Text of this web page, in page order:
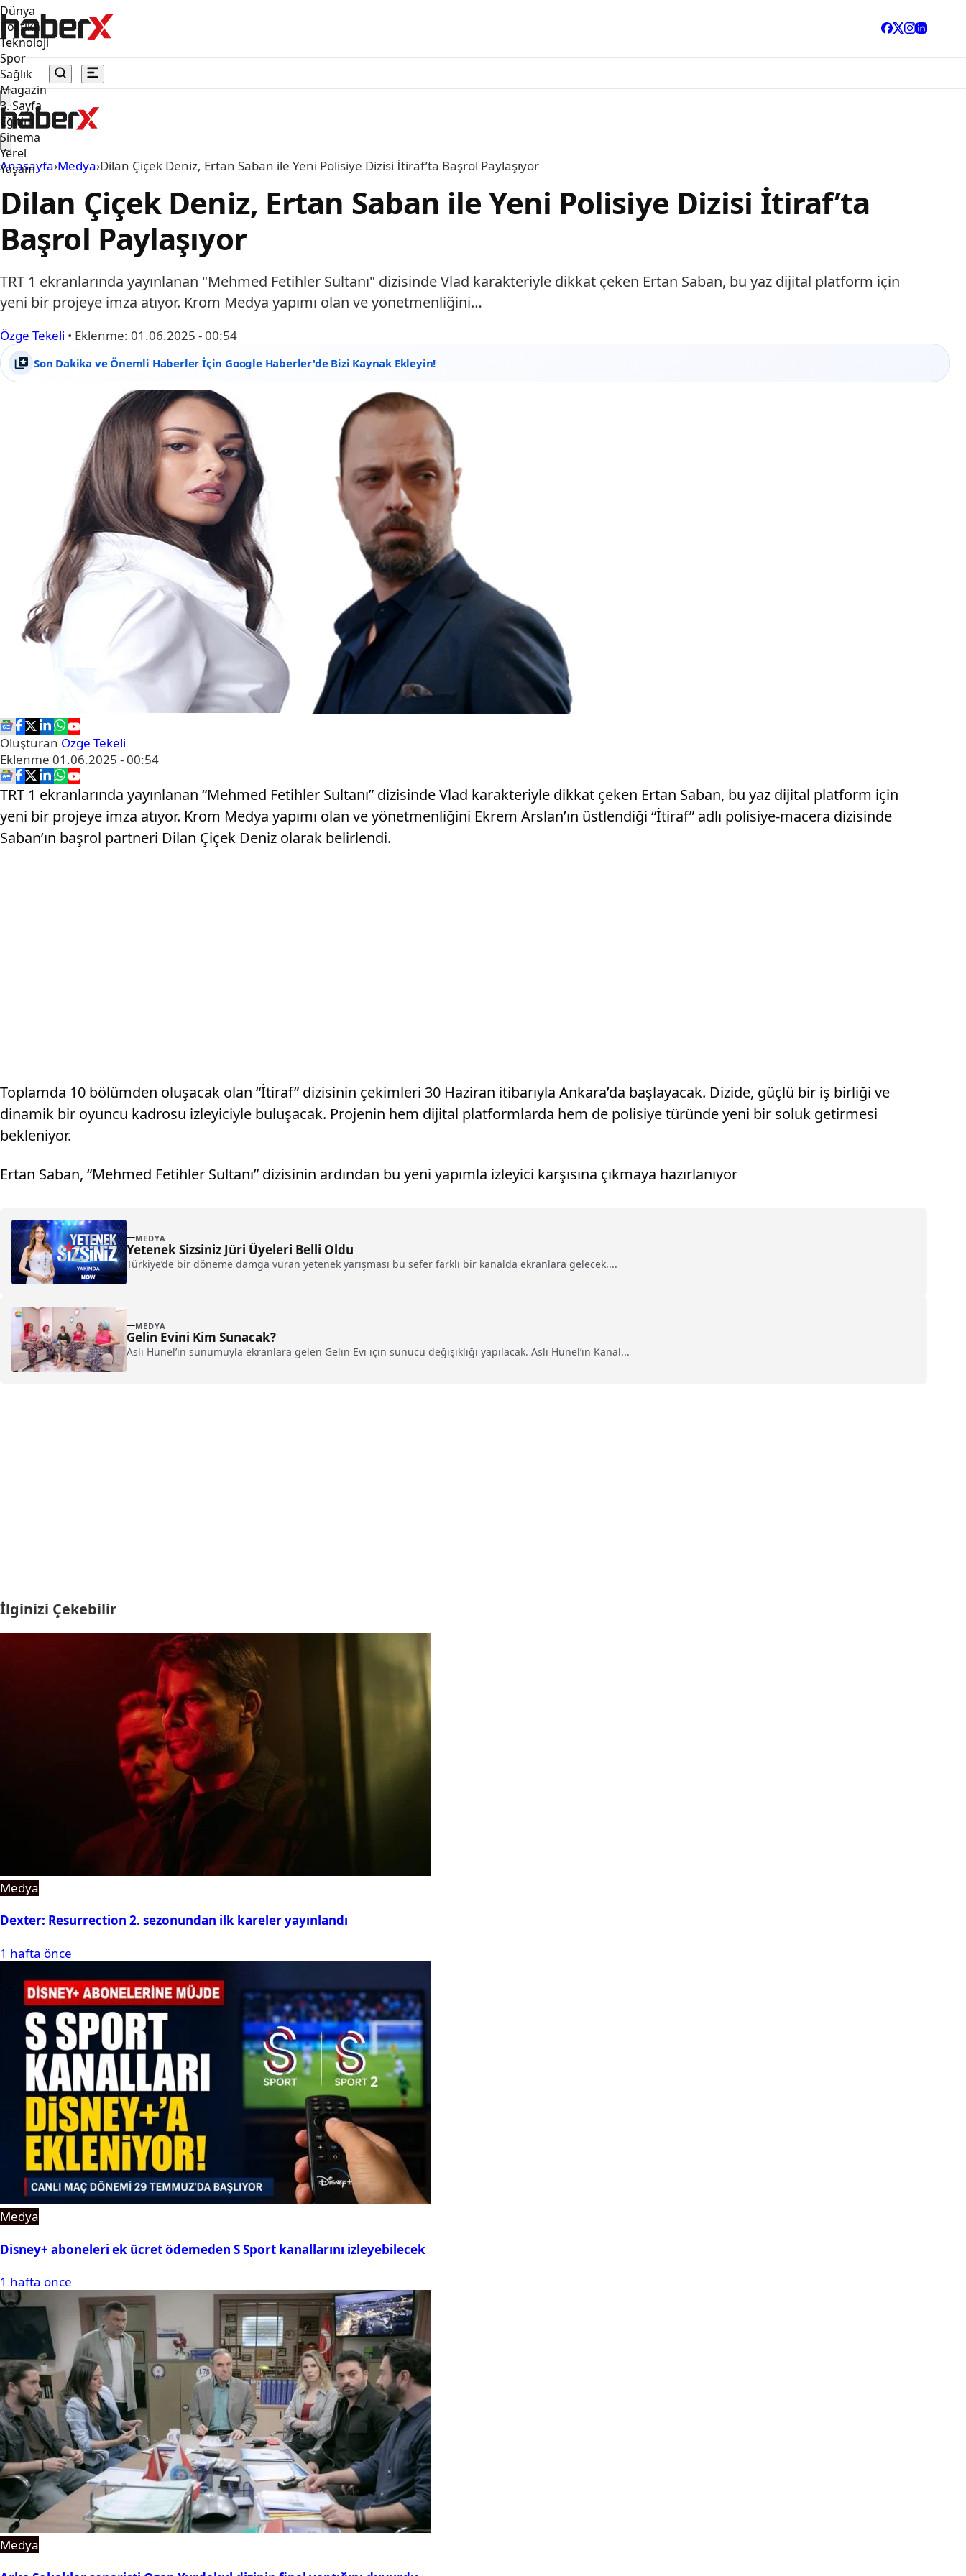
Dünya
Politika
Teknoloji
Spor
Sağlık
Magazin
3. Sayfa
Eğitim
Sinema
Yerel
Yaşam
Anasayfa›Medya›Dilan Çiçek Deniz, Ertan Saban ile Yeni Polisiye Dizisi İtiraf’ta Başrol Paylaşıyor
Dilan Çiçek Deniz, Ertan Saban ile Yeni Polisiye Dizisi İtiraf’ta
Başrol Paylaşıyor
TRT 1 ekranlarında yayınlanan "Mehmed Fetihler Sultanı" dizisinde Vlad karakteriyle dikkat çeken Ertan Saban, bu yaz dijital platform için
yeni bir projeye imza atıyor. Krom Medya yapımı olan ve yönetmenliğini…
Özge Tekeli • Eklenme: 01.06.2025 - 00:54
Son Dakika ve Önemli Haberler İçin Google Haberler'de Bizi Kaynak Ekleyin!
Oluşturan Özge Tekeli
Eklenme 01.06.2025 - 00:54
TRT 1 ekranlarında yayınlanan “Mehmed Fetihler Sultanı” dizisinde Vlad karakteriyle dikkat çeken Ertan Saban, bu yaz dijital platform için
yeni bir projeye imza atıyor. Krom Medya yapımı olan ve yönetmenliğini Ekrem Arslan’ın üstlendiği “İtiraf” adlı polisiye-macera dizisinde
Saban’ın başrol partneri Dilan Çiçek Deniz olarak belirlendi.
Toplamda 10 bölümden oluşacak olan “İtiraf” dizisinin çekimleri 30 Haziran itibarıyla Ankara’da başlayacak. Dizide, güçlü bir iş birliği ve
dinamik bir oyuncu kadrosu izleyiciyle buluşacak. Projenin hem dijital platformlarda hem de polisiye türünde yeni bir soluk getirmesi
bekleniyor.
Ertan Saban, “Mehmed Fetihler Sultanı” dizisinin ardından bu yeni yapımla izleyici karşısına çıkmaya hazırlanıyor
MEDYA
Yetenek Sizsiniz Jüri Üyeleri Belli Oldu
Türkiye’de bir döneme damga vuran yetenek yarışması bu sefer farklı bir kanalda ekranlara gelecek....
MEDYA
Gelin Evini Kim Sunacak?
Aslı Hünel’in sunumuyla ekranlara gelen Gelin Evi için sunucu değişikliği yapılacak. Aslı Hünel’in Kanal...
İlginizi Çekebilir
Medya
Dexter: Resurrection 2. sezonundan ilk kareler yayınlandı
1 hafta önce
Medya
Disney+ aboneleri ek ücret ödemeden S Sport kanallarını izleyebilecek
1 hafta önce
Medya